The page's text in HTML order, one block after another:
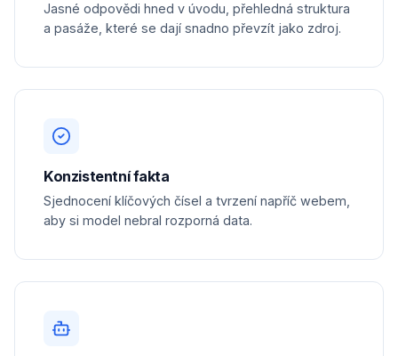
Jasné odpovědi hned v úvodu, přehledná struktura
a pasáže, které se dají snadno převzít jako zdroj.
Konzistentní fakta
Sjednocení klíčových čísel a tvrzení napříč webem,
aby si model nebral rozporná data.